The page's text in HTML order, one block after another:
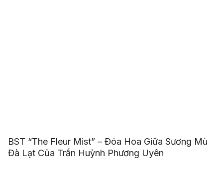
BST “The Fleur Mist” – Đóa Hoa Giữa Sương Mù
Đà Lạt Của Trần Huỳnh Phương Uyên